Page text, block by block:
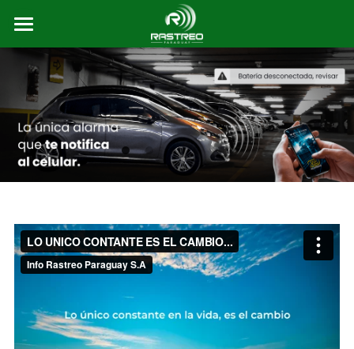
Somos Rastreo Paraguay
Productos y Servicios
Alianzas
Franquicias